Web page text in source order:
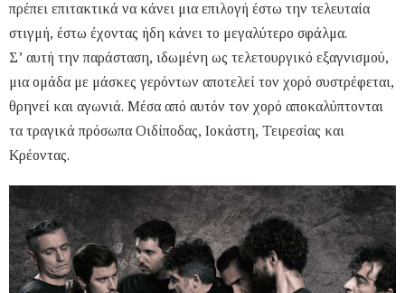
πρέπει επιτακτικά να κάνει μια επιλογή έστω την τελευταία
στιγμή, έστω έχοντας ήδη κάνει το μεγαλύτερο σφάλμα.
Σ’ αυτή την παράσταση, ιδωμένη ως τελετουργικό εξαγνισμού,
μια ομάδα με μάσκες γερόντων αποτελεί τον χορό συστρέφεται,
θρηνεί και αγωνιά. Μέσα από αυτόν τον χορό αποκαλύπτονται
τα τραγικά πρόσωπα Οιδίποδας, Ιοκάστη, Τειρεσίας και
Κρέοντας.